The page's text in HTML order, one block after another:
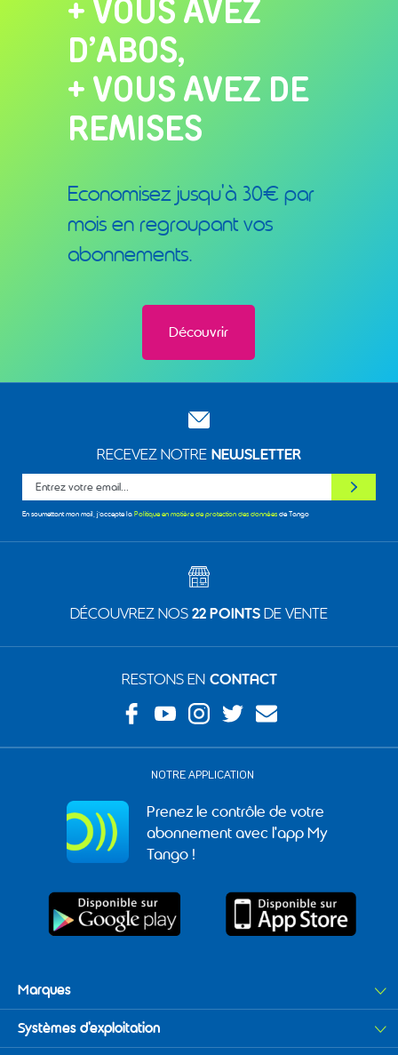
+ VOUS AVEZ
D’ABOS,
+ VOUS AVEZ DE
REMISES
Economisez jusqu’à 30€ par
mois en regroupant vos
abonnements.
Découvrir
RECEVEZ NOTRE NEWSLETTER
En soumettant mon mail, j'accepte la Politique en matière de protection des données de Tango
DÉCOUVREZ NOS 22 POINTS DE VENTE
RESTONS EN CONTACT
NOTRE APPLICATION
Prenez le contrôle de votre
abonnement avec l'app My
Tango !
Marques
Apple
Samsung
Systèmes d'exploitation
Android